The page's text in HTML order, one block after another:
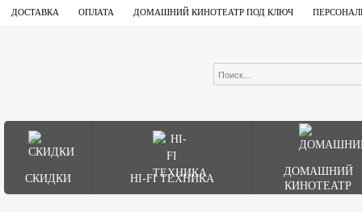
ДОСТАВКА ОПЛАТА ДОМАШНИЙ КИНОТЕАТР ПОД КЛЮЧ
СКИДКИ HI-FI ТЕХНИКА
ДОМАШНИЙ
КИНОТЕАТР